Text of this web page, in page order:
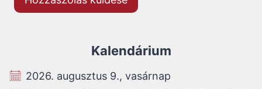
Kalendárium
2026. augusztus 9., vasárnap